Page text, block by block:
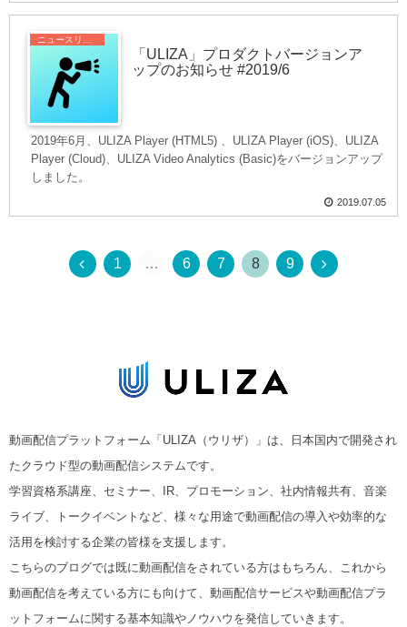
ニュースリリース
「ULIZA」プロダクトバージョンア
ップのお知らせ #2019/6
2019年6月、ULIZA Player (HTML5) 、ULIZA Player (iOS)、ULIZA
Player (Cloud)、ULIZA Video Analytics (Basic)をバージョンアップ
しました。
2019.07.05
1 … 6 7 8 9
動画配信プラットフォーム「ULIZA（ウリザ）」は、日本国内で開発され
たクラウド型の動画配信システムです。
学習資格系講座、セミナー、IR、プロモーション、社内情報共有、音楽
ライブ、トークイベントなど、様々な用途で動画配信の導入や効率的な
活用を検討する企業の皆様を支援します。
こちらのブログでは既に動画配信をされている方はもちろん、これから
動画配信を考えている方にも向けて、動画配信サービスや動画配信プラ
ットフォームに関する基本知識やノウハウを発信していきます。